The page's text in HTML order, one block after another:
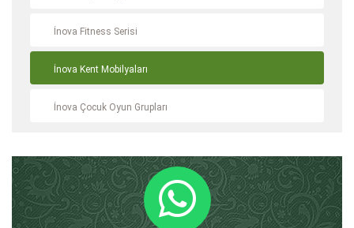
İnova Fitness Serisi
İnova Kent Mobilyaları
İnova Çocuk Oyun Grupları